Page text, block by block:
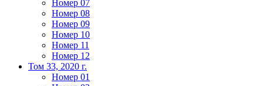
Номер 07
Номер 08
Номер 09
Номер 10
Номер 11
Номер 12
Том 33, 2020 г.
Номер 01